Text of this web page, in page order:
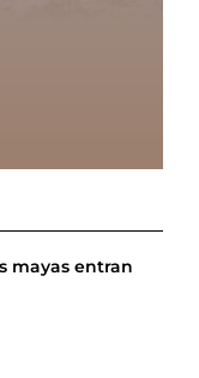
mayas entran